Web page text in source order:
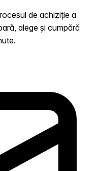
de achiziție a
alege și cumpără